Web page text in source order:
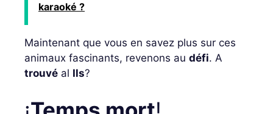
karaoké ?
Maintenant que vous en savez plus sur ces
animaux fascinants, revenons au défi. A
trouvé al Ils?